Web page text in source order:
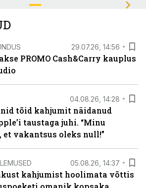
29.07.26, 14:56
PROMO Cash&Carry kauplus
04.08.26, 14:28
tõid kahjumit näidanud
taustaga juhi. “Minu
et vakantsus oleks null!”
05.08.26, 14:37
kahjumist hoolimata võttis